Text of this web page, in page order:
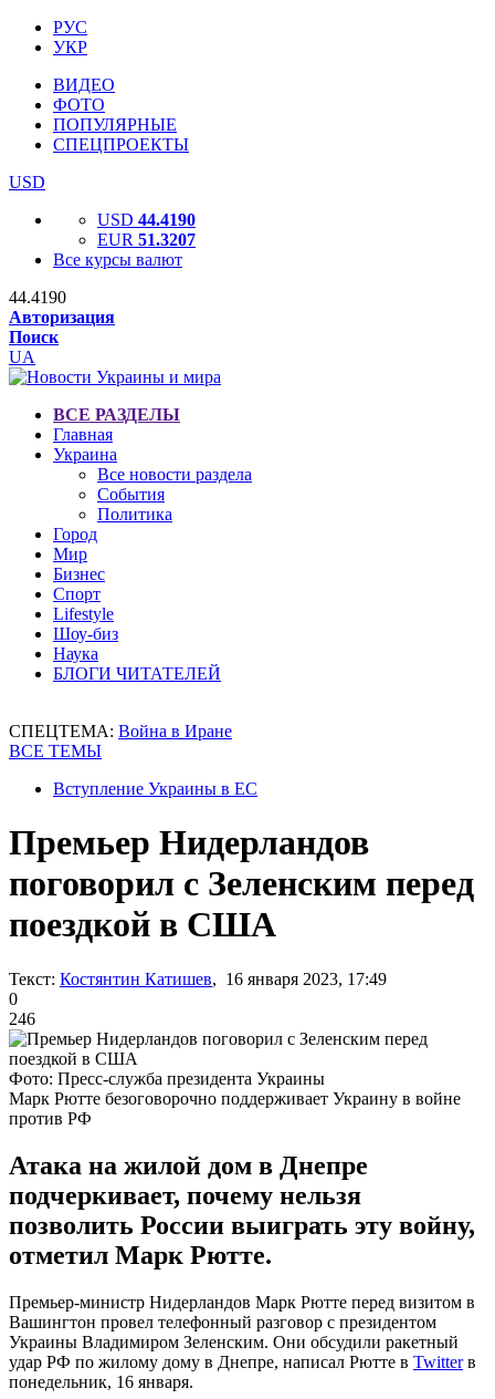
РУС
УКР
ВИДЕО
ФОТО
ПОПУЛЯРНЫЕ
СПЕЦПРОЕКТЫ
USD
USD 44.4190
EUR 51.3207
Все курсы валют
44.4190
Авторизация
Поиск
UA
ВСЕ РАЗДЕЛЫ
Главная
Украина
Все новости раздела
События
Политика
Город
Мир
Бизнес
Спорт
Lifestyle
Шоу-биз
Наука
БЛОГИ ЧИТАТЕЛЕЙ
СПЕЦТЕМА: Война в Иране
ВСЕ ТЕМЫ
Вступление Украины в ЕС
Премьер Нидерландов
поговорил с Зеленским перед
поездкой в США
Текст: Костянтин Катишев, 16 января 2023, 17:49
0
246
Фото: Пресс-служба президента Украины
Марк Рютте безоговорочно поддерживает Украину в войне
против РФ
Атака на жилой дом в Днепре
подчеркивает, почему нельзя
позволить России выиграть эту войну,
отметил Марк Рютте.
Премьер-министр Нидерландов Марк Рютте перед визитом в
Вашингтон провел телефонный разговор с президентом
Украины Владимиром Зеленским. Они обсудили ракетный
удар РФ по жилому дому в Днепре, написал Рютте в Twitterв
понедельник, 16 января.